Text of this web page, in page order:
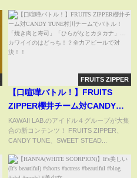
FRUITS ZIPPER
【口喧嘩バトル！】FRUITS
ZIPPER櫻井チーム対CANDY
TUNE村川チームでバトル！「焼
き肉と寿司」「ひらがなとカタ
ち！？全力アピールで対決！！
KAWAII LAB.のアイドル４グループが大集
合の新コンテンツ！ FRUITS ZIPPER、
CANDY TUNE、SWEET STEAD...